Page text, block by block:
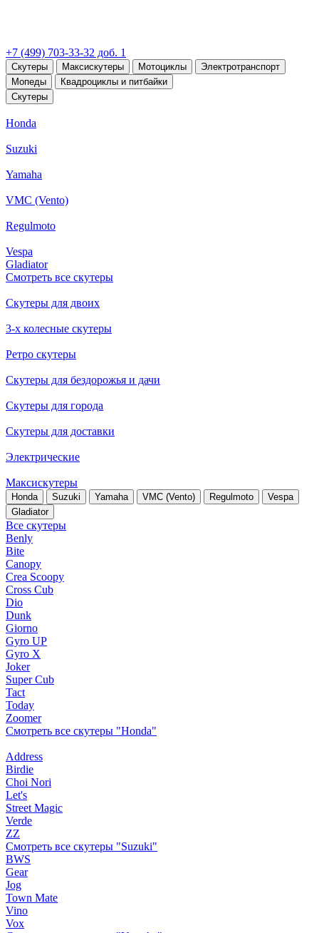
+7 (499) 703-33-32 доб. 1
Скутеры Максискутеры Мотоциклы
Электротранспорт
Мопеды
Квадроциклы и питбайки
Скутеры
Honda
Suzuki
Yamaha
VMC (Vento)
Regulmoto
Vespa
Gladiator
Смотреть все скутеры
Скутеры для двоих
3-х колесные скутеры
Ретро скутеры
Скутеры для бездорожья и дачи
Скутеры для города
Скутеры для доставки
Электрические
Максискутеры
Honda Suzuki Yamaha VMC (Vento) Regulmoto
Vespa
Gladiator
Все скутеры
Benly
Bite
Canopy
Crea Scoopy
Cross Cub
Dio
Dunk
Giorno
Gyro UP
Gyro X
Joker
Super Cub
Tact
Today
Zoomer
Смотреть все скутеры "Honda"
Address
Birdie
Choi Nori
Let's
Street Magic
Verde
ZZ
Смотреть все скутеры "Suzuki"
BWS
Gear
Jog
Town Mate
Vino
Vox